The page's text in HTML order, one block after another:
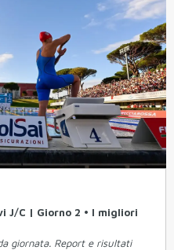
J/C | Giorno 2 • I migliori
giornata. Report e risultati